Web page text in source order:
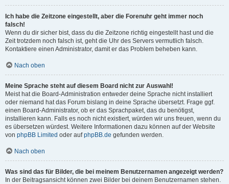
Ich habe die Zeitzone eingestellt, aber die Forenuhr geht immer noch
falsch!
Wenn du dir sicher bist, dass du die Zeitzone richtig eingestellt hast und die
Zeit trotzdem noch falsch ist, geht die Uhr des Servers vermutlich falsch.
Kontaktiere einen Administrator, damit er das Problem beheben kann.
Nach oben
Meine Sprache steht auf diesem Board nicht zur Auswahl!
Meist hat die Board-Administration entweder deine Sprache nicht installiert
oder niemand hat das Forum bislang in deine Sprache übersetzt. Frage ggf.
einen Board-Administrator, ob er das Sprachpaket, das du benötigst,
installieren kann. Falls es noch nicht existiert, würden wir uns freuen, wenn du
es übersetzen würdest. Weitere Informationen dazu können auf der Website
von phpBB Limited oder aufphpBB.de gefunden werden.
Nach oben
Was sind das für Bilder, die bei meinem Benutzernamen angezeigt werden?
In der Beitragsansicht können zwei Bilder bei deinem Benutzernamen stehen.